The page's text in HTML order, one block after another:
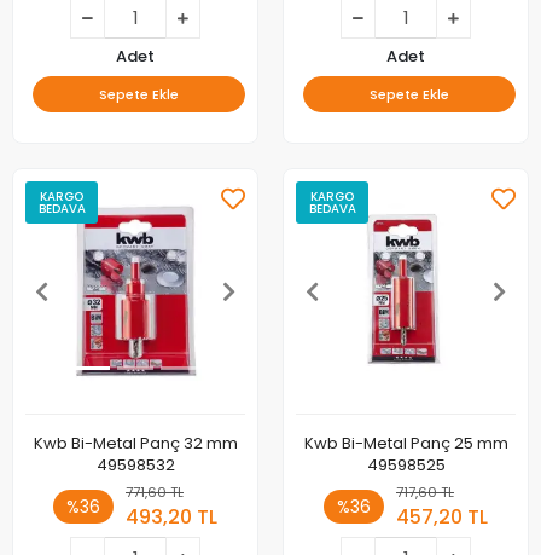
Adet
Sepete Ekle
Adet
Sepete Ekle
KARGO
BEDAVA
Kwb Bi-Metal Panç 32 mm
49598532
%36
771,60 TL
493,20 TL
KARGO
BEDAVA
Kwb Bi-Metal Panç 25 mm
49598525
%36
717,60 TL
457,20 TL